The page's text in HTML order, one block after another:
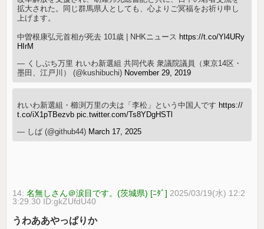
拡大された。同じ群馬県人としても、心よりご冥福をお祈り申し
上げます。
中曽根康弘元首相が死去 101歳 | NHKニュース https://t.co/Yl4URy
HIrM
— くしぶち万里 れいわ新選組 共同代表 衆議院議員（東京14区・
墨田、江戸川） (@kushibuchi) November 29, 2019
れいわ新選組・櫛渕万里の夫は「李松」という中国人です https://
t.co/iX1pTBezvb pic.twitter.com/Ts8YDgHSTl
— しば (@github44) March 17, 2025
14:名無しさん＠涙目です。(茨城県) [ﾆﾀﾞ] 2025/03/19(水) 12:2
3:29.30 ID:gkZUfdU40
うわああやっぱりか